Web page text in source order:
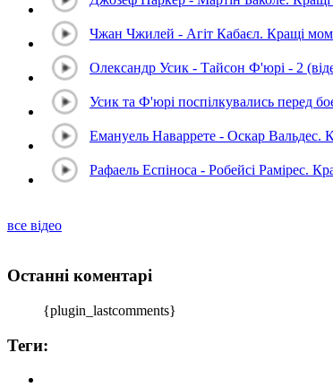
Чжан Чжилей - Агіт Кабаєл. Кращі
Олександр Усик - Тайсон Ф'юрі - 2
Усик та Ф'юрі поспілкувались перед
Емануель Наваррете - Оскар
Рафаель Еспіноса - Робейсі Рамірес.
все відео
Останні коментарі
{plugin_lastcomments}
Теги: